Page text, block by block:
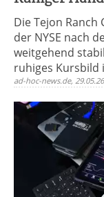
Die Tejon Ranch
der NYSE nach
weitgehend
ruhiges Kursbild
ad-hoc-news.de,